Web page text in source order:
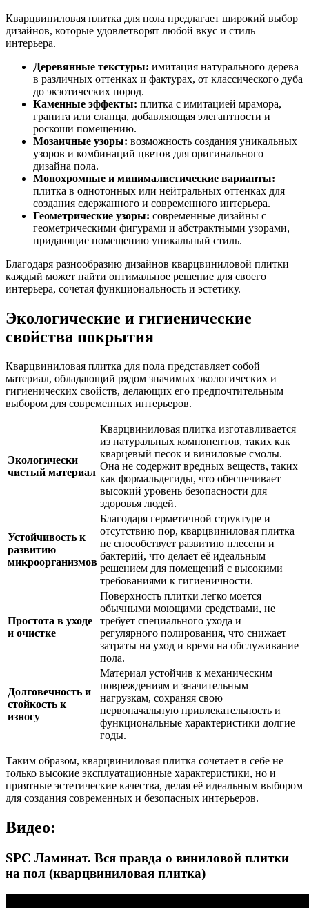
Кварцвиниловая плитка для пола предлагает широкий выбор
дизайнов, которые удовлетворят любой вкус и стиль
интерьера.
Деревянные текстуры: имитация натурального дерева
в различных оттенках и фактурах, от классического дуба
до экзотических пород.
Каменные эффекты: плитка с имитацией мрамора,
гранита или сланца, добавляющая элегантности и
роскоши помещению.
Мозаичные узоры: возможность создания уникальных
узоров и комбинаций цветов для оригинального
дизайна пола.
Монохромные и минималистические варианты:
плитка в однотонных или нейтральных оттенках для
создания сдержанного и современного интерьера.
Геометрические узоры: современные дизайны с
геометрическими фигурами и абстрактными узорами,
придающие помещению уникальный стиль.
Благодаря разнообразию дизайнов кварцвиниловой плитки
каждый может найти оптимальное решение для своего
интерьера, сочетая функциональность и эстетику.
Экологические и гигиенические
свойства покрытия
Кварцвиниловая плитка для пола представляет собой
материал, обладающий рядом значимых экологических и
гигиенических свойств, делающих его предпочтительным
выбором для современных интерьеров.
Экологически
чистый материал
Кварцвиниловая плитка изготавливается
из натуральных компонентов, таких как
кварцевый песок и виниловые смолы.
Она не содержит вредных веществ, таких
как формальдегиды, что обеспечивает
высокий уровень безопасности для
здоровья людей.
Устойчивость к
развитию
микроорганизмов
Благодаря герметичной структуре и
отсутствию пор, кварцвиниловая плитка
не способствует развитию плесени и
бактерий, что делает её идеальным
решением для помещений с высокими
требованиями к гигиеничности.
Простота в уходе
и очистке
Поверхность плитки легко моется
обычными моющими средствами, не
требует специального ухода и
регулярного полирования, что снижает
затраты на уход и время на обслуживание
пола.
Долговечность и
стойкость к
износу
Материал устойчив к механическим
повреждениям и значительным
нагрузкам, сохраняя свою
первоначальную привлекательность и
функциональные характеристики долгие
годы.
Таким образом, кварцвиниловая плитка сочетает в себе не
только высокие эксплуатационные характеристики, но и
приятные эстетические качества, делая её идеальным выбором
для создания современных и безопасных интерьеров.
Видео:
SPC Ламинат. Вся правда о виниловой плитки
на пол (кварцвиниловая плитка)